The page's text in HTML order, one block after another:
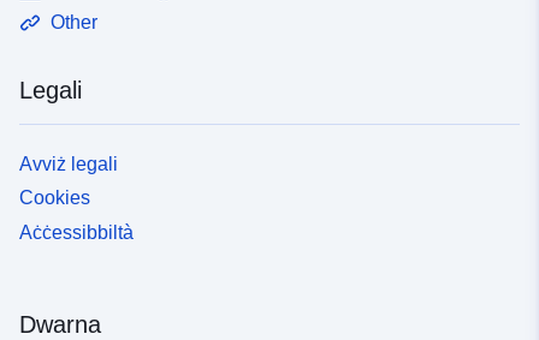
Other
Legali
Avviż legali
Cookies
Aċċessibbiltà
Dwarna